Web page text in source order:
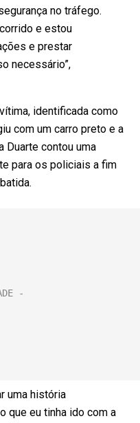
no tráfego.
e estou
e prestar
necessário”,
identificada como
com um carro preto e a
Duarte contou uma
para os policiais a fim
uma história
que eu tinha ido com a